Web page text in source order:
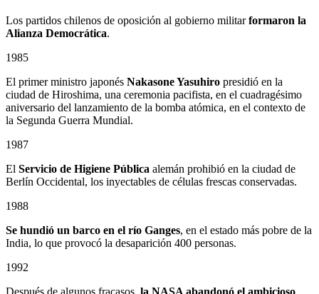
Los partidos chilenos de oposición al gobierno militarformaron la
Alianza Democrática.
1985
El primer ministro japonés Nakasone Yasuhiro presidió en la
ciudad de Hiroshima, una ceremonia pacifista, en el cuadragésimo
aniversario del lanzamiento de la bomba atómica, en el contexto de
la Segunda Guerra Mundial.
1987
El Servicio de Higiene Pública alemán prohibió en la ciudad de
Berlín Occidental, los inyectables de células frescas conservadas.
1988
Se hundió un barco en el río Ganges, en el estado más pobre de la
India, lo que provocó la desaparición 400 personas.
1992